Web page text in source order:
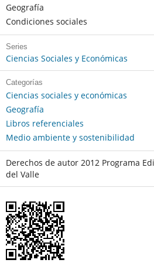
Geografía
Condiciones sociales
Series
Ciencias Sociales y Económicas
Categorías
Ciencias sociales y económicas
Geografía
Libros referenciales
Medio ambiente y sostenibilidad
Derechos de autor 2012 Programa
del Valle